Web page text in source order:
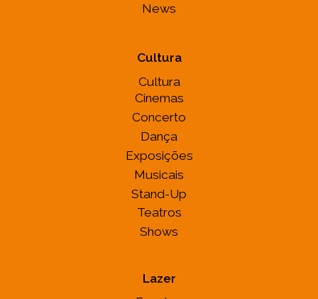
News
Cultura
Cultura
Cinemas
Concerto
Dança
Exposições
Musicais
Stand-Up
Teatros
Shows
Lazer